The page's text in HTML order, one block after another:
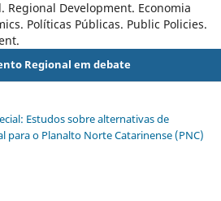
Regional Development. Economia
Políticas Públicas. Public Policies.
Regional em debate
Estudos sobre alternativas de
o Planalto Norte Catarinense (PNC)